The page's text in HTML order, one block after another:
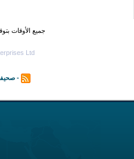
جميع الأوقات
Ltd.
-